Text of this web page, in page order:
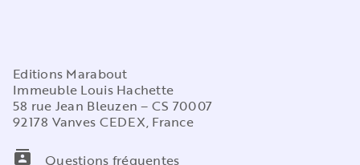
Editions Marabout
Immeuble Louis Hachette
58 rue Jean Bleuzen – CS 70007
92178 Vanves CEDEX, France
contacts
Questions fréquentes